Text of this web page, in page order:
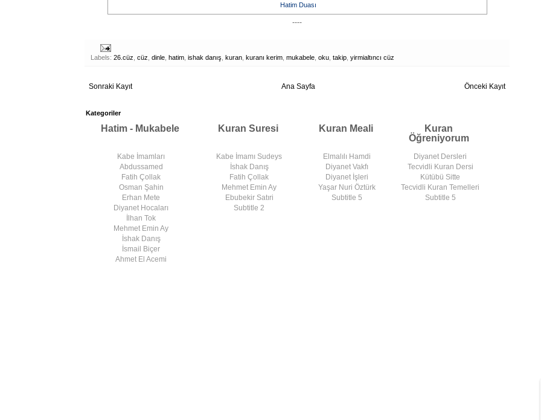
Hatim Duası
----
Labels: 26.cüz cüz dinle hatim ishak danış kuran kuranı kerim mukabele oku takip yirmialtıncı cüz
Sonraki Kayıt Önceki Kayıt
Ana Sayfa
Kategoriler
Hatim - Mukabele Kuran Suresi Kuran Meali
Kuran
Öğreniyorum
Kabe İmamları
Abdussamed
Fatih Çollak
Osman Şahin
Erhan Mete
Diyanet Hocaları
İlhan Tok
Mehmet Emin Ay
İshak Danış
İsmail Biçer
Ahmet El Acemi
Kabe İmamı Sudeys
İshak Danış
Fatih Çollak
Mehmet Emin Ay
Ebubekir Satıri
Subtitle 2
Elmalılı Hamdi
Diyanet Vakfı
Diyanet İşleri
Yaşar Nuri Öztürk
Subtitle 5
Diyanet Dersleri
Tecvidli Kuran Dersi
Kütübü Sitte
Tecvidli Kuran Temelleri
Subtitle 5